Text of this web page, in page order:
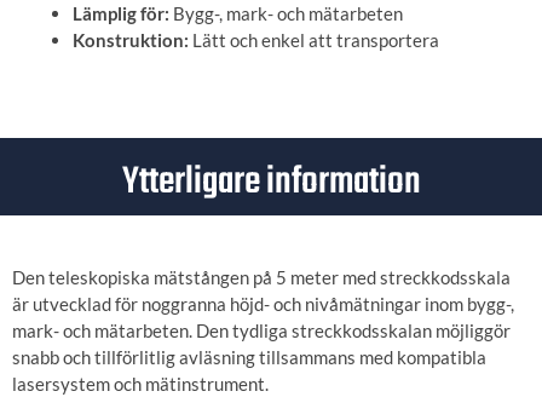
Lämplig för: Bygg-, mark- och mätarbeten
Konstruktion: Lätt och enkel att transportera
Ytterligare information
Den teleskopiska mätstången på 5 meter med streckkodsskala
är utvecklad för noggranna höjd- och nivåmätningar inom bygg-,
mark- och mätarbeten. Den tydliga streckkodsskalan möjliggör
snabb och tillförlitlig avläsning tillsammans med kompatibla
lasersystem och mätinstrument.